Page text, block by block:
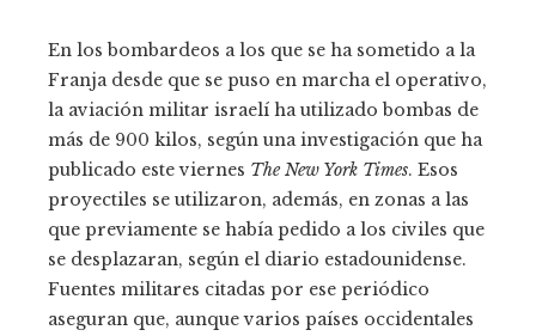
En los bombardeos a los que se ha sometido a la
Franja desde que se puso en marcha el operativo,
la aviación militar israelí ha utilizado bombas de
más de 900 kilos, según una investigación que ha
publicado este viernes The New York Times. Esos
proyectiles se utilizaron, además, en zonas a las
que previamente se había pedido a los civiles que
se desplazaran, según el diario estadounidense.
Fuentes militares citadas por ese periódico
aseguran que, aunque varios países occidentales